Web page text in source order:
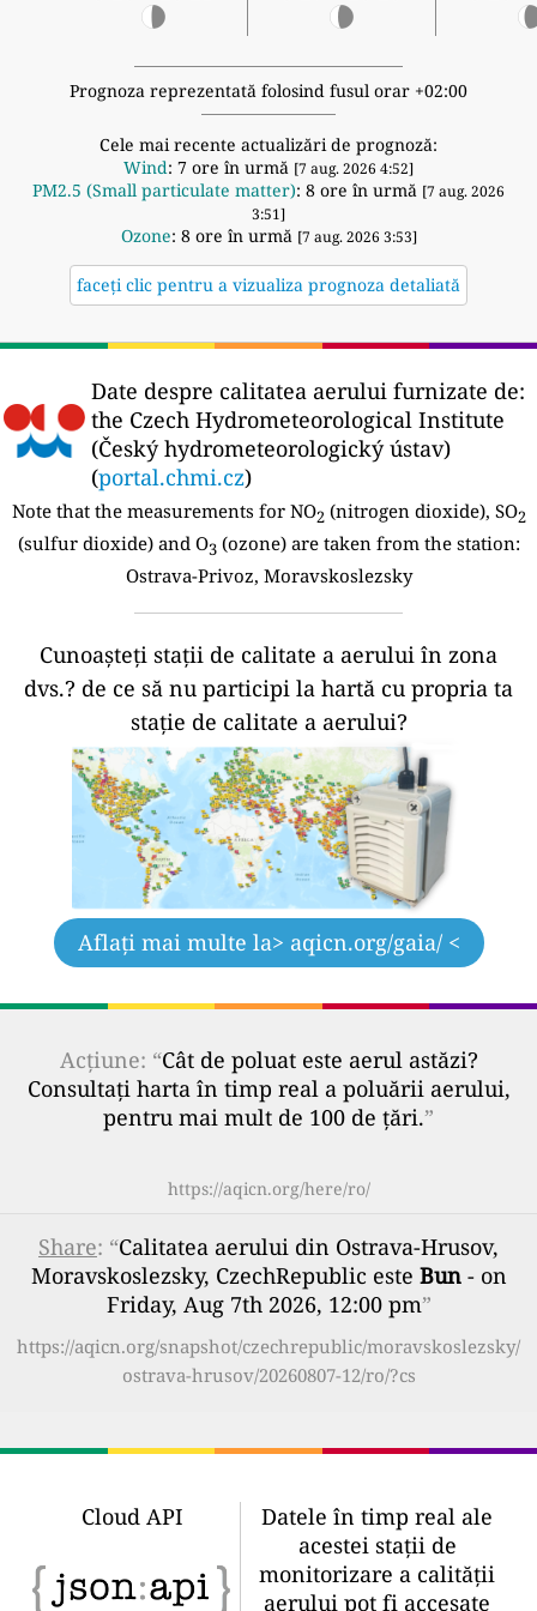
Prognoza reprezentată folosind fusul orar +02:00
Cele mai recente actualizări de prognoză:
Wind: 7 ore în urmă [7 aug. 2026 4:52]
PM2.5 (Small particulate matter): 8 ore în urmă [7 aug. 2026
3:51]
Ozone: 8 ore în urmă [7 aug. 2026 3:53]
faceți clic pentru a vizualiza prognoza detaliată
Date despre calitatea aerului furnizate de:
the Czech Hydrometeorological Institute
(Český hydrometeorologický ústav)
(portal.chmi.cz)
Note that the measurements for NO2 (nitrogen dioxide), SO2
(sulfur dioxide) and O3(ozone) are taken from the station:
Ostrava-Privoz, Moravskoslezsky
Cunoașteți stații de calitate a aerului în zona
dvs.? de ce să nu participi la hartă cu propria ta
stație de calitate a aerului?
Aflați mai multe la> aqicn.org/gaia/ <
Acțiune: “Cât de poluat este aerul astăzi?
Consultați harta în timp real a poluării aerului,
pentru mai mult de 100 de țări.”
https://aqicn.org/here/ro/
Share: “Calitatea aerului din Ostrava-Hrusov,
Moravskoslezsky, CzechRepublic este Bun- on
Friday, Aug 7th 2026, 12:00 pm”
https://aqicn.org/snapshot/czechrepublic/moravskoslezsky/
ostrava-hrusov/20260807-12/ro/?cs
Cloud API
Datele în timp real ale
acestei stații de
monitorizare a calității
aerului pot fi accesate